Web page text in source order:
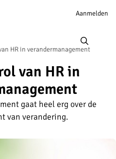
Account
Aanmelden
HR in verandermanagement
van HR in
gaat heel erg over de
van verandering.